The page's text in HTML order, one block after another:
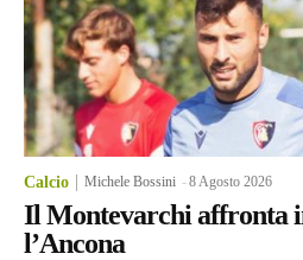
Calcio Michele Bossini -8 Agosto 2026
Il Montevarchi affronta
l’Ancona